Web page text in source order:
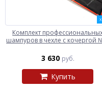
Комплект
шампуров в чехле с кочергой
3 630 руб.
Купить